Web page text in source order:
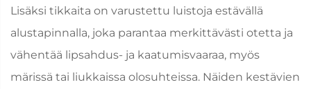
Lisäksi tikkaita on varustettu luistoja estävällä
alustapinnalla, joka parantaa merkittävästi otetta ja
vähentää lipsahdus- ja kaatumisvaaraa, myös
märissä tai liukkaissa olosuhteissa. Näiden kestävien